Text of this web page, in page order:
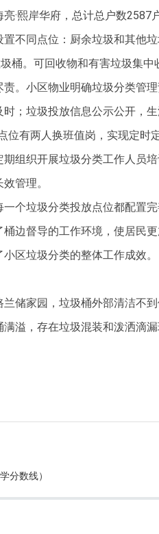
·熙岸华府，总计总户数2587
不同点位：厨余垃圾和其他
桶。可回收物和有害垃圾集
。小区物业明确垃圾分类管
；垃圾投放信息公示公开，
位有两人换班值岗，实现定时
组织开展垃圾分类工作人员
管理。
一个垃圾分类投放点位都配置
边督导的工作环境，使居民
区垃圾分类的整体工作成效。
储家园，垃圾桶外部清洁不
溢，存在垃圾混装和泼洒滴漏
分数线）